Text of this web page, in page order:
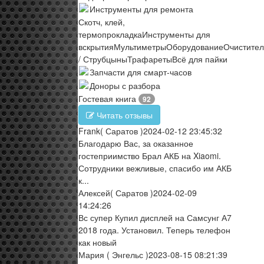
Инструменты для ремонта
Скотч, клей,
термопрокладкаИнструменты для
вскрытияМультиметрыОборудование
/ СтрубцыныТрафаретыВсё для пайки
Запчасти для смарт-часов
Доноры с разбора
Гостевая книга
92
Читать отзывы
Frank( Саратов )2024-02-12 23:45:32
Благодарю Вас, за оказанное
гостеприимство Брал АКБ на Xiaomi.
Сотрудники вежливые, спасибо им АКБ
к...
Алексей( Саратов )2024-02-09
14:24:26
Вс супер Купил дисплей на Самсунг А7
2018 года. Установил. Теперь телефон
как новый
Мария ( Энгельс )2023-08-15 08:21:39